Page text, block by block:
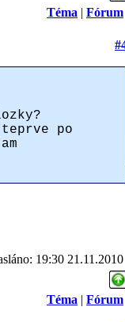
Téma | Fórum
po
19:30 21.11.2010
Téma | Fórum